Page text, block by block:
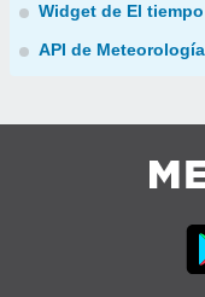
Widget de El tiempo
API de Meteorología